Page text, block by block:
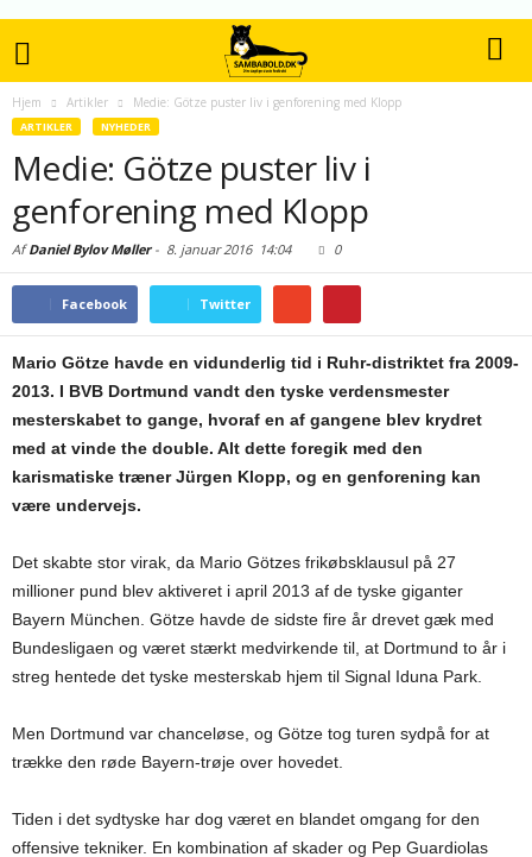
Hjem Artikler Medie: Götze puster liv i genforening med Klopp
ARTIKLER NYHEDER
Medie: Götze puster liv i
genforening med Klopp
AfDaniel Bylov Møller- 8. januar 201614:04 0
Facebook Twitter
Mario Götze havde en vidunderlig tid i Ruhr-distriktet fra 2009-
2013. I BVB Dortmund vandt den tyske verdensmester
mesterskabet to gange, hvoraf en af gangene blev krydret
med at vinde the double. Alt dette foregik med den
karismatiske træner Jürgen Klopp, og en genforening kan
være undervejs.
Det skabte stor virak, da Mario Götzes frikøbsklausul på 27
millioner pund blev aktiveret i april 2013 af de tyske giganter
Bayern München. Götze havde de sidste fire år drevet gæk med
Bundesligaen og været stærkt medvirkende til, at Dortmund to år i
streg hentede det tyske mesterskab hjem til Signal Iduna Park.
Men Dortmund var chanceløse, og Götze tog turen sydpå for at
trække den røde Bayern-trøje over hovedet.
Tiden i det sydtyske har dog været en blandet omgang for den
offensive tekniker. En kombination af skader og Pep Guardiolas